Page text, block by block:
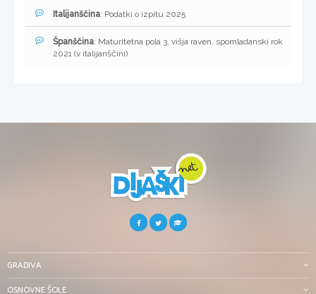
Italijanščina: Podatki o izpitu 2025
Španščina: Maturitetna pola 3, višja raven, spomladanski rok
2021 (v italijanščini)
GRADIVA
OSNOVNE ŠOLE